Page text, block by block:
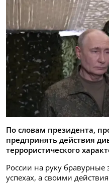
По словам президента,
предпринять действия
террористического
России на руку
успехах, а своими